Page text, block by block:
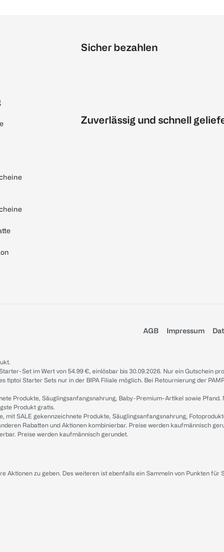
Sicher bezahlen
Zuverlässig und schnell
AGB Impressum
Set im Wert von 54.99 €, einlösbar bis 30.09.2026. Nur ein Gutschein
tiptoi Starter Sets nur in der BIPA Filiale möglich. Bei Retournierung der
Produkte, Säuglingsanfangsnahrung, Baby-Premium-Artikel sowie
Produkt gratis.
mit SALE gekennzeichnete Produkte, Säuglingsanfangsnahrung,
Rabatten und Aktionen kombinierbar. Preise werden kaufmännisch
Preise werden kaufmännisch gerundet.
zu geben. Des weiteren ist ebenfalls ein Sammeln von Punkten für